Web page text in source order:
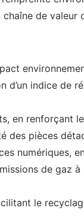
de valeur
d’un indice de
en renforçant
des pièces
numériques,
de gaz
le